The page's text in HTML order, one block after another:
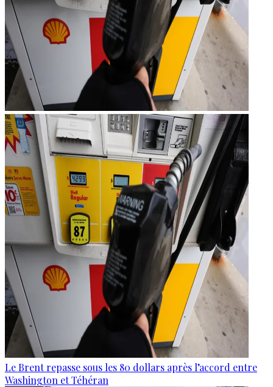
Le Brent repasse sous les 80 dollars après l’accord entre
Washington et Téhéran